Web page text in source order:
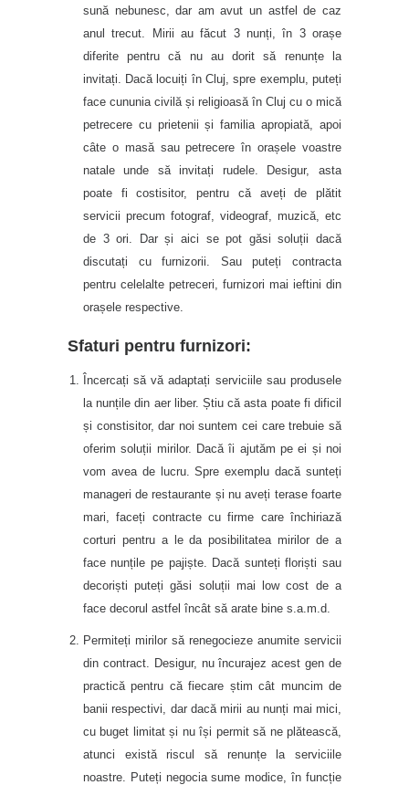
sună nebunesc, dar am avut un astfel de caz
anul trecut. Mirii au făcut 3 nunți, în 3 orașe
diferite pentru că nu au dorit să renunțe la
invitați. Dacă locuiți în Cluj, spre exemplu, puteți
face cununia civilă și religioasă în Cluj cu o mică
petrecere cu prietenii și familia apropiată, apoi
câte o masă sau petrecere în orașele voastre
natale unde să invitați rudele. Desigur, asta
poate fi costisitor, pentru că aveți de plătit
servicii precum fotograf, videograf, muzică, etc
de 3 ori. Dar și aici se pot găsi soluții dacă
discutați cu furnizorii. Sau puteți contracta
pentru celelalte petreceri, furnizori mai ieftini din
orașele respective.
Sfaturi pentru furnizori:
Încercați să vă adaptați serviciile sau produsele
la nunțile din aer liber. Știu că asta poate fi dificil
și constisitor, dar noi suntem cei care trebuie să
oferim soluții mirilor. Dacă îi ajutăm pe ei și noi
vom avea de lucru. Spre exemplu dacă sunteți
manageri de restaurante și nu aveți terase foarte
mari, faceți contracte cu firme care închiriază
corturi pentru a le da posibilitatea mirilor de a
face nunțile pe pajiște. Dacă sunteți floriști sau
decoriști puteți găsi soluții mai low cost de a
face decorul astfel încât să arate bine s.a.m.d.
Permiteți mirilor să renegocieze anumite servicii
din contract. Desigur, nu încurajez acest gen de
practică pentru că fiecare știm cât muncim de
banii respectivi, dar dacă mirii au nunți mai mici,
cu buget limitat și nu își permit să ne plătească,
atunci există riscul să renunțe la serviciile
noastre. Puteți negocia sume modice, în funcție